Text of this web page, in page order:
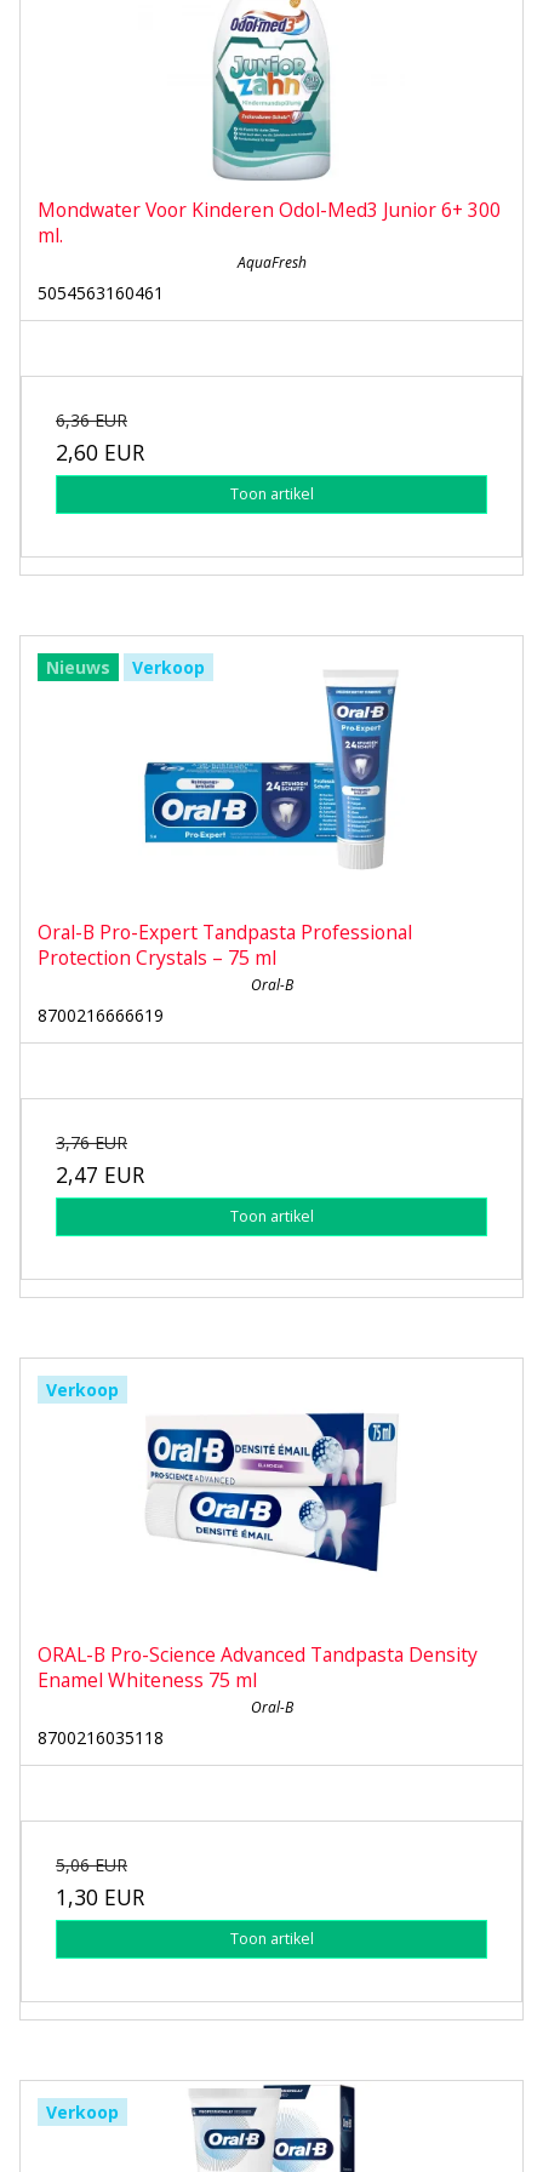
Mondwater Voor Kinderen Odol-Med3 Junior 6+ 300
ml.
AquaFresh
5054563160461
6,36 EUR
2,60 EUR
Toon artikel
Nieuws Verkoop
Oral-B Pro-Expert Tandpasta Professional
Protection Crystals – 75 ml
Oral-B
8700216666619
3,76 EUR
2,47 EUR
Toon artikel
Verkoop
ORAL-B Pro-Science Advanced Tandpasta Density
Enamel Whiteness 75 ml
Oral-B
8700216035118
5,06 EUR
1,30 EUR
Toon artikel
Verkoop